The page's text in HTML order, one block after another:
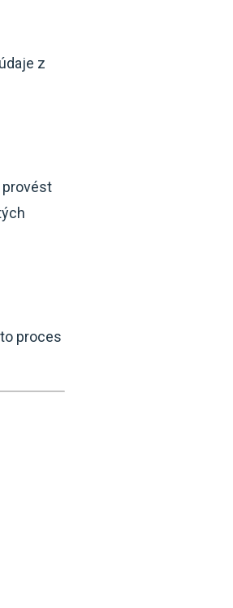
z
provést
proces